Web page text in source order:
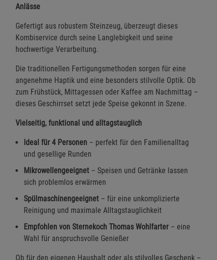
Anlässe
Gefertigt aus robustem Steinzeug, überzeugt dieses
Kombiservice durch seine Langlebigkeit und seine
hochwertige Verarbeitung.
Die traditionellen Fertigungsmethoden sorgen für eine
angenehme Haptik und eine besonders stilvolle Optik. Ob
zum Frühstück, Mittagessen oder Kaffee am Nachmittag –
dieses Geschirrset setzt jede Speise gekonnt in Szene.
Vielseitig, funktional und alltagstauglich
Ideal für 4 Personen – perfekt für den Familienalltag
und gesellige Runden
Mikrowellengeeignet – Speisen und Getränke lassen
sich problemlos erwärmen
Spülmaschinengeeignet – für eine unkomplizierte
Reinigung und maximale Alltagstauglichkeit
Empfohlen von Sternekoch Thomas Wohlfarter – eine
Wahl für anspruchsvolle Genießer
Ob für den eigenen Haushalt oder als stilvolles Geschenk –